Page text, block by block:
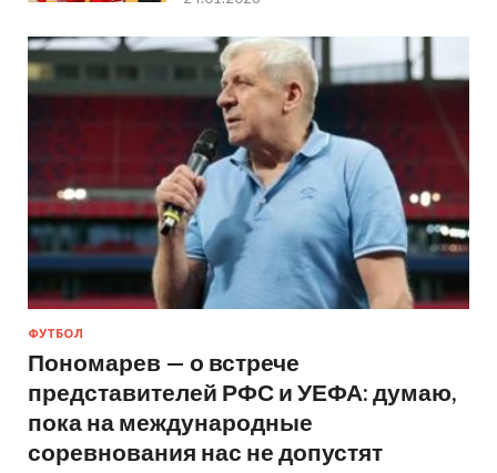
ФУТБОЛ
Пономарев — о встрече
представителей РФС и УЕФА: думаю,
пока на международные
соревнования нас не допустят